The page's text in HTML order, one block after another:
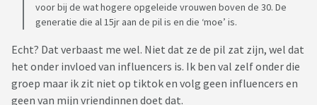
voor bij de wat hogere opgeleide vrouwen boven de 30. De
generatie die al 15jr aan de pil is en die ‘moe’ is.
Echt? Dat verbaast me wel. Niet dat ze de pil zat zijn, wel dat
het onder invloed van influencers is. Ik ben val zelf onder die
groep maar ik zit niet op tiktok en volg geen influencers en
geen van mijn vriendinnen doet dat.